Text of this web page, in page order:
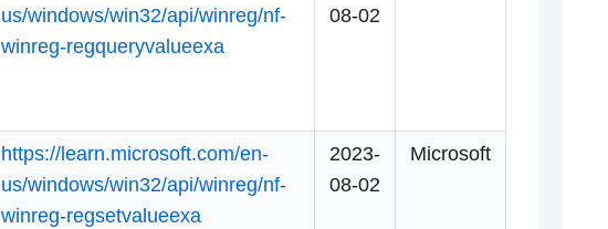
us/windows/win32/api/winreg/nf-
winreg-regqueryvalueexa
08-02
https://learn.microsoft.com/en-
us/windows/win32/api/winreg/nf-
winreg-regsetvalueexa
2023-
08-02
Microsoft